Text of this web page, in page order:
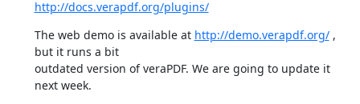
http://docs.verapdf.org/plugins/
The web demo is available at http://demo.verapdf.org/ ,
but it runs a bit
outdated version of veraPDF. We are going to update it
next week.